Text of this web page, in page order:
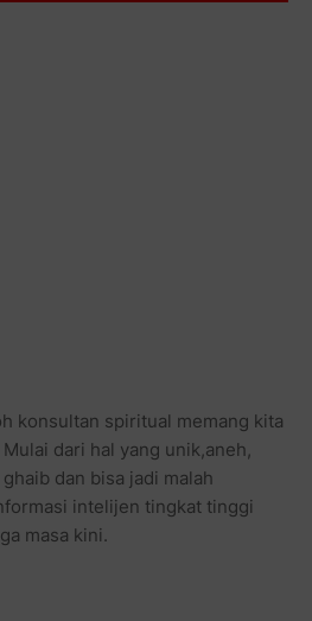
konsultan spiritual memang kita
dari hal yang unik,aneh,
dan bisa jadi malah
intelijen tingkat tinggi
masa kini.